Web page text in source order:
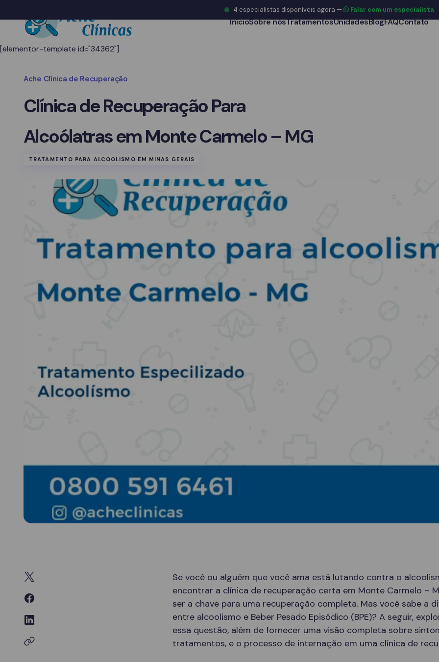
InícioSobre nósTratamentosUnidadesBlogFAQContato
[elementor-template id="34362"]
Ache Clínica de Recuperação
Clínica de Recuperação Para
Alcoólatras em Monte Carmelo – MG
TRATAMENTO PARA ALCOOLISMO EM MINAS GERAIS
Se você ou alguém que você ama está lutando contra o
encontrar a clínica de recuperação certa em Monte Carmelo –
ser a chave para uma recuperação completa. Mas você sabe a
entre alcoolismo e Beber Pesado Episódico (BPE)? A seguir,
essa questão, além de fornecer uma visão completa sobre
tratamentos, e o processo de internação em uma clínica de
4 especialistas disponíveis agora — Falar com um especialista